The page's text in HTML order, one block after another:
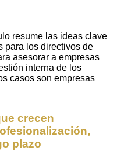
resume las ideas clave
para los directivos de
asesorar a empresas
interna de los
casos son empresas
crecen
plazo